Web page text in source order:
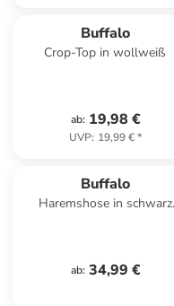
Buffalo
Crop-Top in wollweiß
ab: 19,98 €
UVP: 19,99 €*
Buffalo
Haremshose in schwarz
ab: 34,99 €